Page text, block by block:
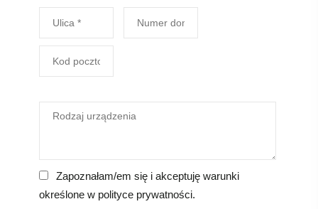
Zapoznałam/em się i akceptuję warunki
określone w polityce prywatności.